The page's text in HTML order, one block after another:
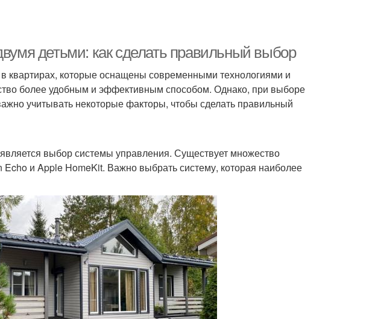
детьми: как сделать правильный выбор
квартирах, которые оснащены современными технологиями и
более удобным и эффективным способом. Однако, при выборе
учитывать некоторые факторы, чтобы сделать правильный
выбор системы управления. Существует множество
Echo и Apple HomeKit. Важно выбрать систему, которая наиболее